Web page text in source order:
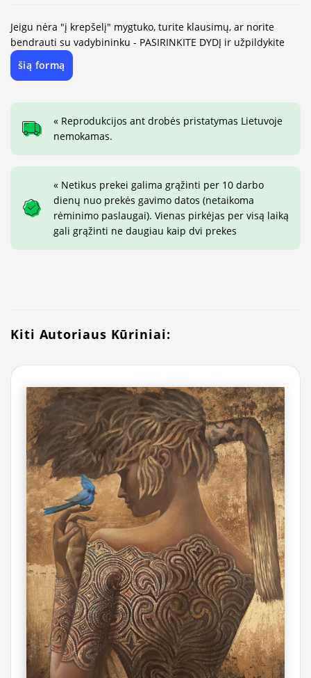
Jeigu nėra "į krepšelį" mygtuko, turite klausimų, ar norite
bendrauti su vadybininku - PASIRINKITE DYDĮ ir užpildykite
šią formą
« Reprodukcijos ant drobės pristatymas Lietuvoje
nemokamas.
« Netikus prekei galima grąžinti per 10 darbo
dienų nuo prekės gavimo datos (netaikoma
rėminimo paslaugai). Vienas pirkėjas per visą laiką
gali grąžinti ne daugiau kaip dvi prekes
Kiti Autoriaus Kūriniai: